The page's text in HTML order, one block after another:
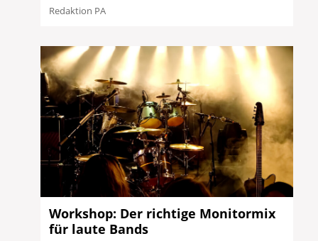
Redaktion PA
Workshop: Der richtige Monitormix
für laute Bands